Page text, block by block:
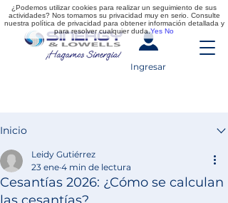
Ingresar
Inicio
Cesantías 2026: ¿Cómo se calculan
Leidy Gutiérrez
23 ene 4 min de lectura
¿Podemos utilizar cookies para realizar un seguimiento de sus
actividades? Nos tomamos su privacidad muy en serio. Consulte
nuestra política de privacidad para obtener información detallada y
para resolver cualquier duda.Yes No